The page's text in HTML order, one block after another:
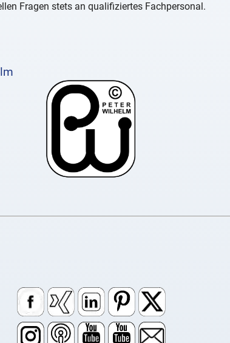
Fragen stets an qualifiziertes Fachpersonal.